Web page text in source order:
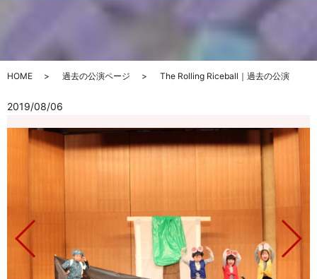
HOME 過去の公演ページ The Rolling Riceball｜過去の公演
2019/08/06